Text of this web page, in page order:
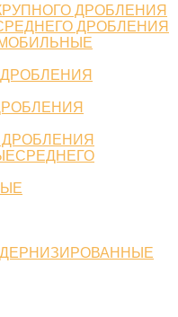
ДРОБЛЕНИЯ
ДРОБЛЕНИЯ